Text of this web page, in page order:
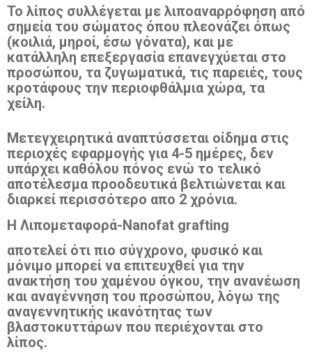
Το λίπος συλλέγεται με λιποαναρρόφηση από
σημεία του σώματος όπου πλεονάζει όπως
(κοιλιά, μηροί, έσω γόνατα), και με
κατάλληλη επεξεργασία επανεγχύεται στο
προσώπου, τα ζυγωματικά, τις παρειές, τους
κροτάφους την περιοφθάλμια χώρα, τα
χείλη.
Μετεγχειρητικά αναπτύσσεται οίδημα στις
περιοχές εφαρμογής για 4-5 ημέρες, δεν
υπάρχει καθόλου πόνος ενώ το τελικό
αποτέλεσμα προοδευτικά βελτιώνεται και
διαρκεί περισσότερο απο 2 χρόνια.
Η Λιπομεταφορά-Nanofat grafting
αποτελεί ότι πιο σύγχρονο, φυσικό και
μόνιμο μπορεί να επιτευχθεί για την
ανακτήση του χαμένου όγκου, την ανανέωση
και αναγέννηση του προσώπου, λόγω της
αναγεννητικής ικανότητας των
βλαστοκυττάρων που περιέχονται στο
λίπος.